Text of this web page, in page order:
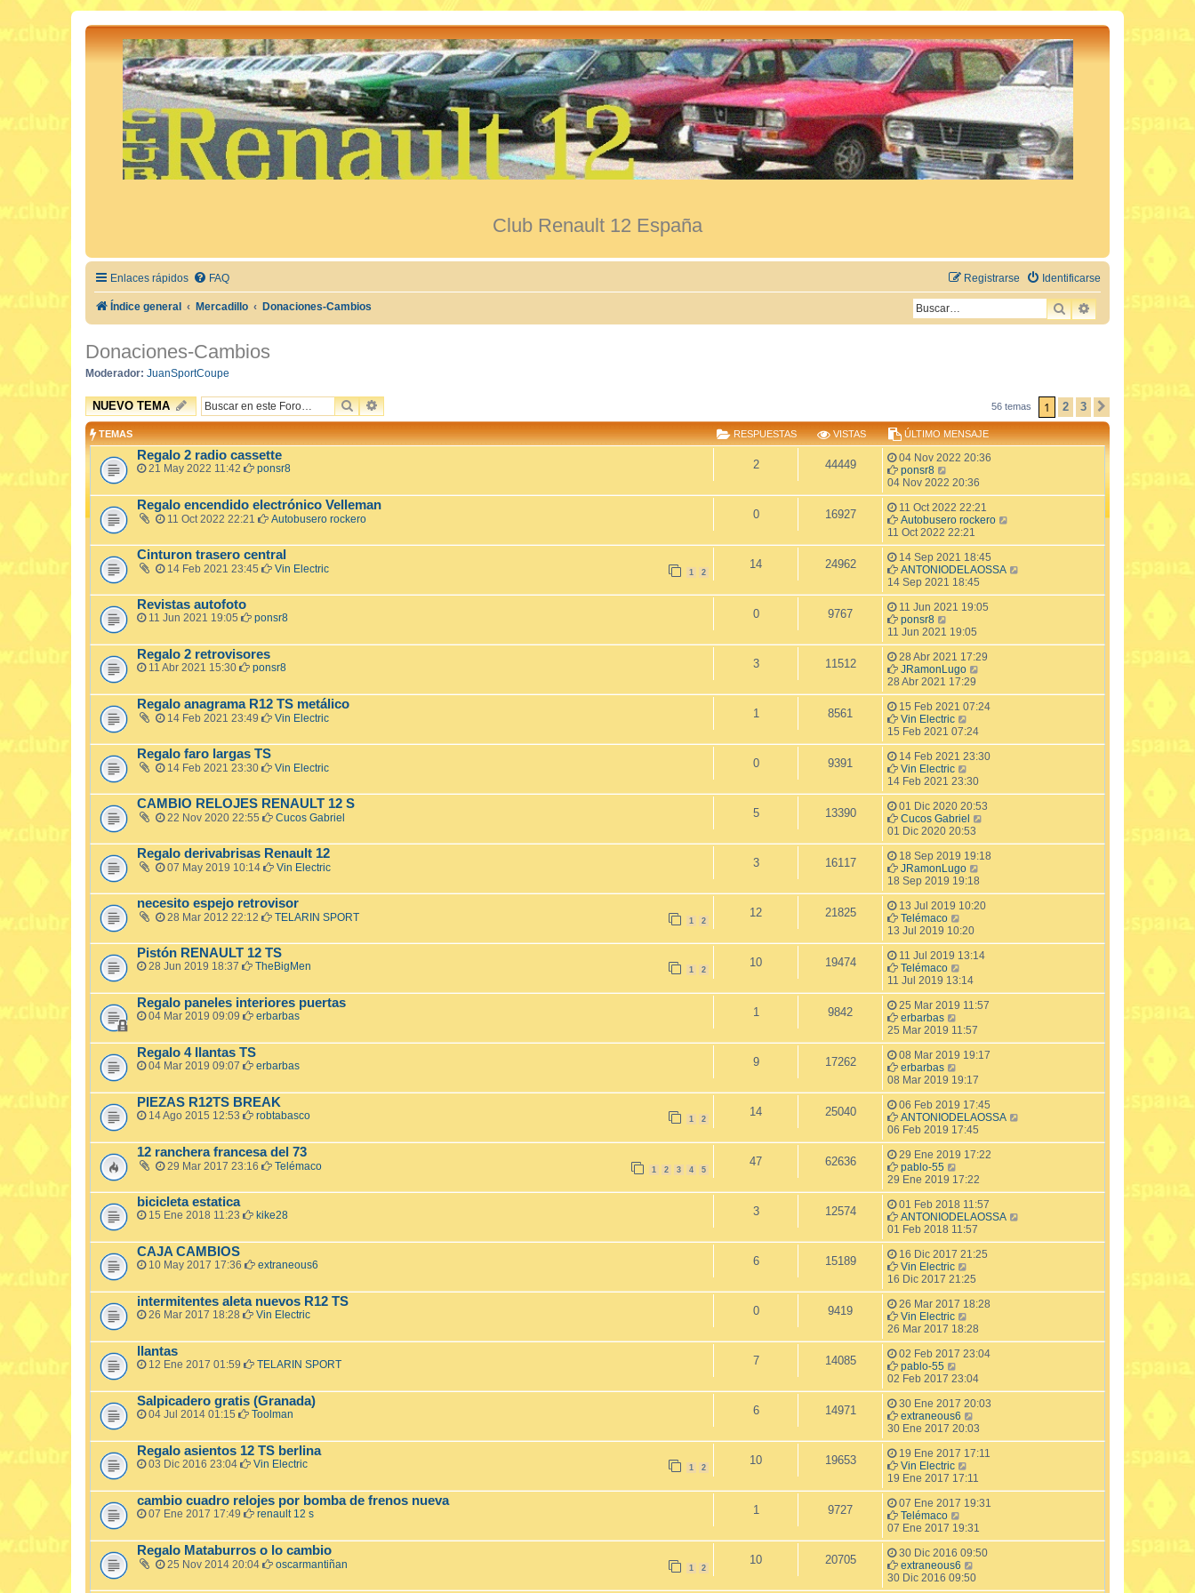
Club Renault 12 España
Enlaces rápidos FAQ Identificarse
Registrarse
Índice general Mercadillo Donaciones-Cambios BUSCARBÚSQUEDA
Donaciones-Cambios
Moderador: JuanSportCoupe
NUEVO TEMA BUSCARBÚSQUEDA AVANZADA 56 temas 1 2 3
TEMAS RESPUESTAS VISTAS ÚLTIMO MENSAJE
Regalo 2 radio cassette
21 May 2022 11:42 ponsr8 2 44449
04 Nov 2022 20:36
ponsr8
04 Nov 2022 20:36
Regalo encendido electrónico Velleman
11 Oct 2022 22:21 Autobusero rockero 0 16927
11 Oct 2022 22:21
Autobusero rockero
11 Oct 2022 22:21
Cinturon trasero central
14 Feb 2021 23:45 Vin Electric 1 2
14 24962
14 Sep 2021 18:45
ANTONIODELAOSSA
14 Sep 2021 18:45
Revistas autofoto
11 Jun 2021 19:05 ponsr8 0 9767
11 Jun 2021 19:05
ponsr8
11 Jun 2021 19:05
Regalo 2 retrovisores
11 Abr 2021 15:30 ponsr8 3 11512
28 Abr 2021 17:29
JRamonLugo
28 Abr 2021 17:29
Regalo anagrama R12 TS metálico
14 Feb 2021 23:49 Vin Electric 1 8561
15 Feb 2021 07:24
Vin Electric
15 Feb 2021 07:24
Regalo faro largas TS
14 Feb 2021 23:30 Vin Electric 0 9391
14 Feb 2021 23:30
Vin Electric
14 Feb 2021 23:30
CAMBIO RELOJES RENAULT 12 S
22 Nov 2020 22:55 Cucos Gabriel 5 13390
01 Dic 2020 20:53
Cucos Gabriel
01 Dic 2020 20:53
Regalo derivabrisas Renault 12
07 May 2019 10:14 Vin Electric 3 16117
18 Sep 2019 19:18
JRamonLugo
18 Sep 2019 19:18
necesito espejo retrovisor
28 Mar 2012 22:12 TELARIN SPORT 1 2
12 21825
13 Jul 2019 10:20
Telémaco
13 Jul 2019 10:20
Pistón RENAULT 12 TS
28 Jun 2019 18:37 TheBigMen 1 2
10 19474
11 Jul 2019 13:14
Telémaco
11 Jul 2019 13:14
Regalo paneles interiores puertas
04 Mar 2019 09:09 erbarbas 1 9842
25 Mar 2019 11:57
erbarbas
25 Mar 2019 11:57
Regalo 4 llantas TS
04 Mar 2019 09:07 erbarbas 9 17262
08 Mar 2019 19:17
erbarbas
08 Mar 2019 19:17
PIEZAS R12TS BREAK
14 Ago 2015 12:53 robtabasco 1 2
14 25040
06 Feb 2019 17:45
ANTONIODELAOSSA
06 Feb 2019 17:45
12 ranchera francesa del 73
29 Mar 2017 23:16 Telémaco 1 2 3 4 5
47 62636
29 Ene 2019 17:22
pablo-55
29 Ene 2019 17:22
bicicleta estatica
15 Ene 2018 11:23 kike28 3 12574
01 Feb 2018 11:57
ANTONIODELAOSSA
01 Feb 2018 11:57
CAJA CAMBIOS
10 May 2017 17:36 extraneous6 6 15189
16 Dic 2017 21:25
Vin Electric
16 Dic 2017 21:25
intermitentes aleta nuevos R12 TS
26 Mar 2017 18:28 Vin Electric 0 9419
26 Mar 2017 18:28
Vin Electric
26 Mar 2017 18:28
llantas
12 Ene 2017 01:59 TELARIN SPORT 7 14085
02 Feb 2017 23:04
pablo-55
02 Feb 2017 23:04
Salpicadero gratis (Granada)
04 Jul 2014 01:15 Toolman 6 14971
30 Ene 2017 20:03
extraneous6
30 Ene 2017 20:03
Regalo asientos 12 TS berlina
03 Dic 2016 23:04 Vin Electric 1 2
10 19653
19 Ene 2017 17:11
Vin Electric
19 Ene 2017 17:11
cambio cuadro relojes por bomba de frenos nueva
07 Ene 2017 17:49 renault 12 s 1 9727
07 Ene 2017 19:31
Telémaco
07 Ene 2017 19:31
Regalo Mataburros o lo cambio
25 Nov 2014 20:04 oscarmantiñan 1 2
10 20705
30 Dic 2016 09:50
extraneous6
30 Dic 2016 09:50